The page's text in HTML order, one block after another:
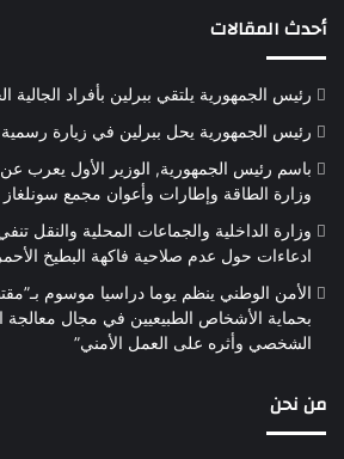
أحدث المقالات
رئيس الجمهورية يلتقي ببرلين بأفراد الجالية
رئيس الجمهورية يحل ببرلين في زيارة رسمية
باسم رئيس الجمهورية, الوزير الأول يعرب عن
وزارة الطاقة وإطارات وأعوان مجمع سونلغاز
وزارة الداخلية والجماعات المحلية والنقل
ادعاءات حول عدم صلاحية فاكهة البطيخ
الأمن الوطني ينظم يوما دراسيا موسوم
بحماية الأشخاص الطبيعيين في مجال معالجة
الشخصي وأثره على العمل الأمني”
من نحن